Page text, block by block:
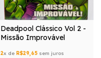
Deadpool Clássico Vol 2 -
Missão Improvável
2x de R$29,65 sem juros